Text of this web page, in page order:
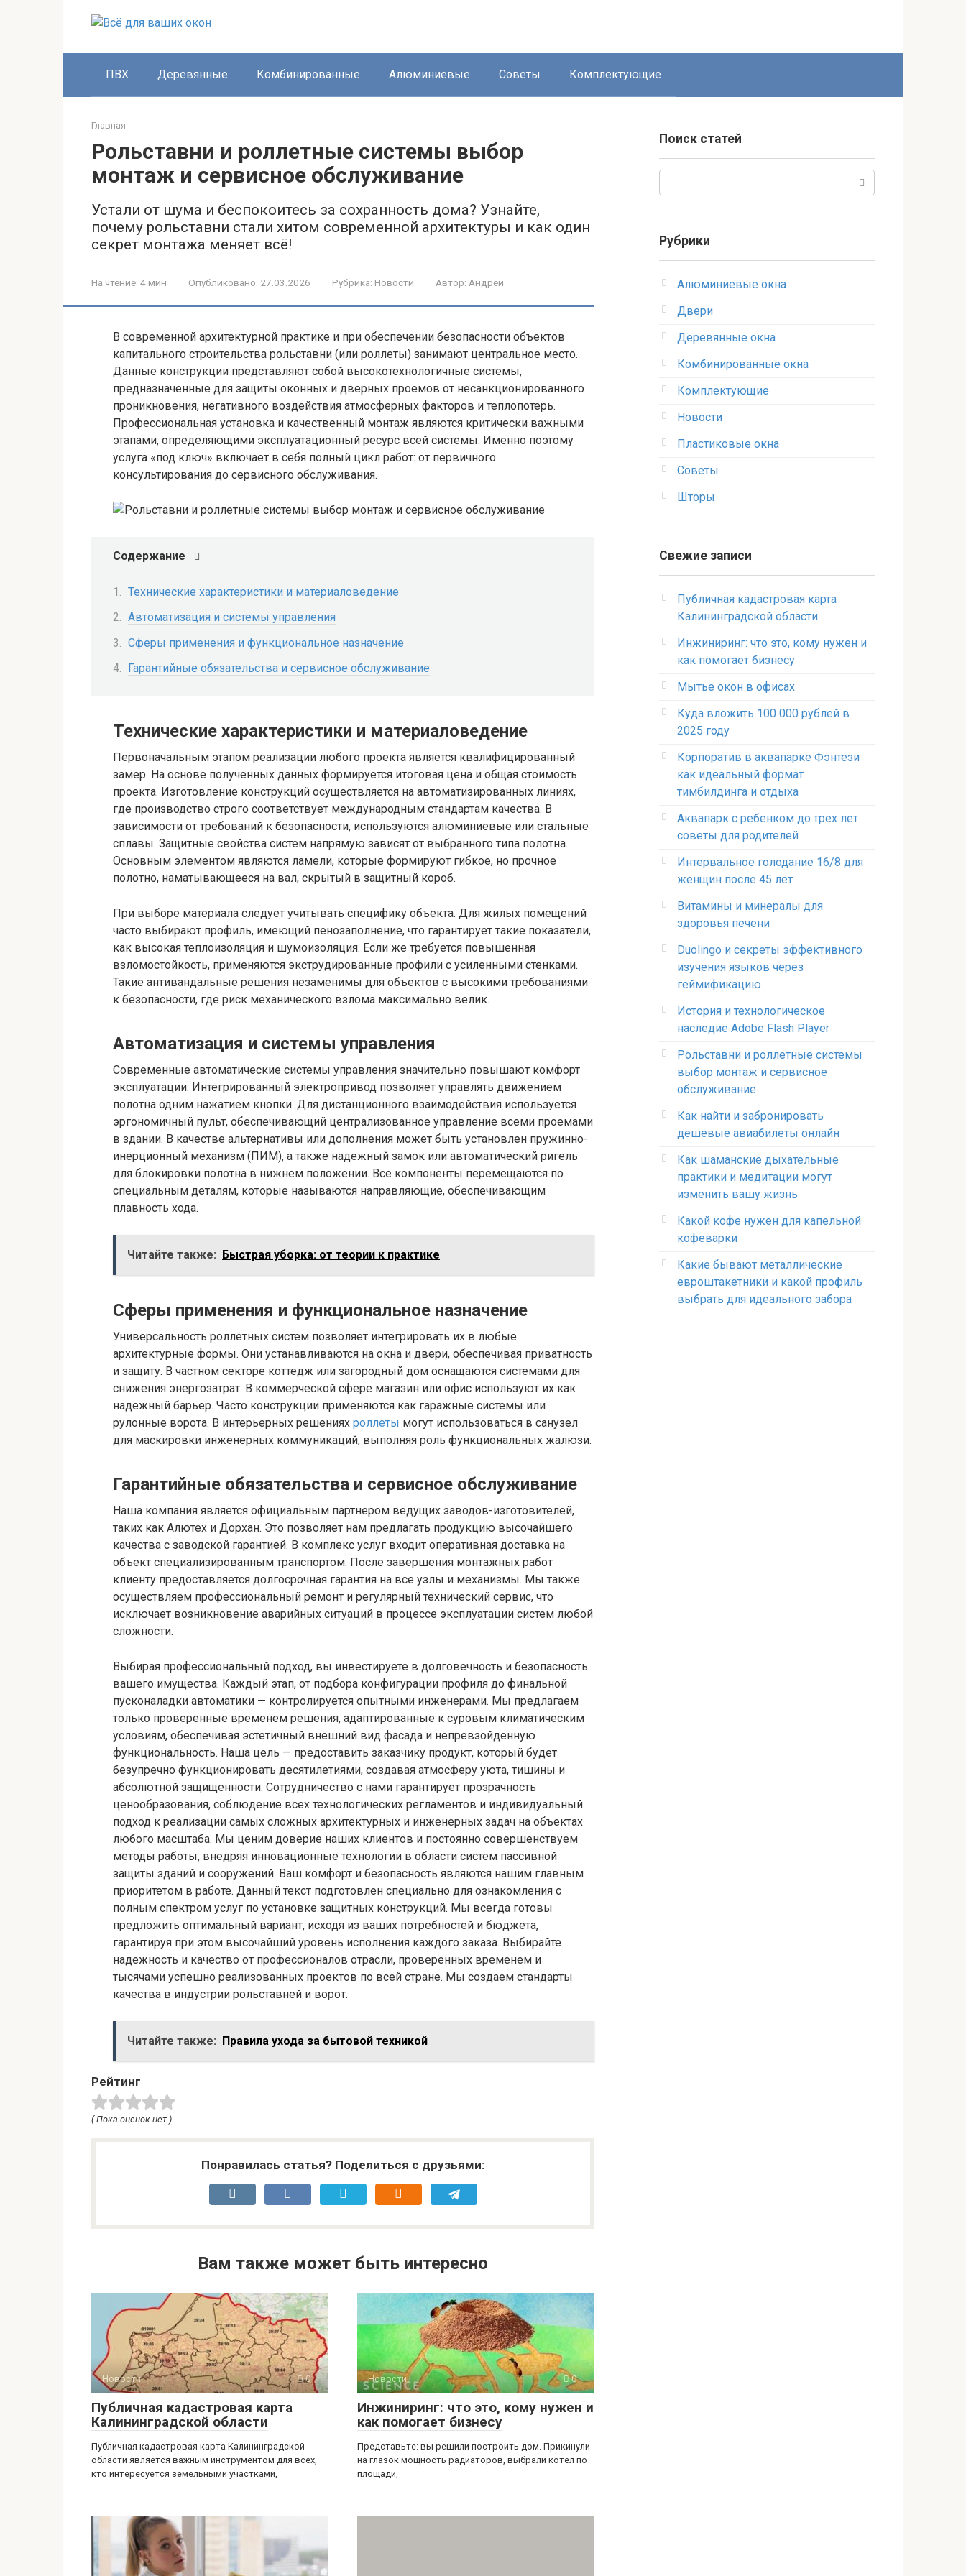
ПВХ Деревянные Комбинированные Алюминиевые Советы Комплектующие
Главная
Рольставни и роллетные системы выбор
монтаж и сервисное обслуживание
Устали от шума и беспокоитесь за сохранность дома? Узнайте,
почему рольставни стали хитом современной архитектуры и как один
секрет монтажа меняет всё!
На чтение: 4 мин Опубликовано: 27.03.2026 Рубрика: Новости Автор: Андрей
В современной архитектурной практике и при обеспечении безопасности объектов
капитального строительства рольставни (или роллеты) занимают центральное место.
Данные конструкции представляют собой высокотехнологичные системы,
предназначенные для защиты оконных и дверных проемов от несанкционированного
проникновения, негативного воздействия атмосферных факторов и теплопотерь.
Профессиональная установка и качественный монтаж являются критически важными
этапами, определяющими эксплуатационный ресурс всей системы. Именно поэтому
услуга «под ключ» включает в себя полный цикл работ: от первичного
консультирования до сервисного обслуживания.
Содержание
Технические характеристики и материаловедение
Автоматизация и системы управления
Сферы применения и функциональное назначение
Гарантийные обязательства и сервисное обслуживание
Технические характеристики и материаловедение
Первоначальным этапом реализации любого проекта является квалифицированный
замер. На основе полученных данных формируется итоговая цена и общая стоимость
проекта. Изготовление конструкций осуществляется на автоматизированных линиях,
где производство строго соответствует международным стандартам качества. В
зависимости от требований к безопасности, используются алюминиевые или стальные
сплавы. Защитные свойства систем напрямую зависят от выбранного типа полотна.
Основным элементом являются ламели, которые формируют гибкое, но прочное
полотно, наматывающееся на вал, скрытый в защитный короб.
При выборе материала следует учитывать специфику объекта. Для жилых помещений
часто выбирают профиль, имеющий пенозаполнение, что гарантирует такие показатели,
как высокая теплоизоляция и шумоизоляция. Если же требуется повышенная
взломостойкость, применяются экструдированные профили с усиленными стенками.
Такие антивандальные решения незаменимы для объектов с высокими требованиями
к безопасности, где риск механического взлома максимально велик.
Автоматизация и системы управления
Современные автоматические системы управления значительно повышают комфорт
эксплуатации. Интегрированный электропривод позволяет управлять движением
полотна одним нажатием кнопки. Для дистанционного взаимодействия используется
эргономичный пульт, обеспечивающий централизованное управление всеми проемами
в здании. В качестве альтернативы или дополнения может быть установлен пружинно-
инерционный механизм (ПИМ), а также надежный замок или автоматический ригель
для блокировки полотна в нижнем положении. Все компоненты перемещаются по
специальным деталям, которые называются направляющие, обеспечивающим
плавность хода.
Читайте также: Быстрая уборка: от теории к практике
Сферы применения и функциональное назначение
Универсальность роллетных систем позволяет интегрировать их в любые
архитектурные формы. Они устанавливаются на окна и двери, обеспечивая приватность
и защиту. В частном секторе коттедж или загородный дом оснащаются системами для
снижения энергозатрат. В коммерческой сфере магазин или офис используют их как
надежный барьер. Часто конструкции применяются как гаражные системы или
рулонные ворота. В интерьерных решениях роллеты могут использоваться в санузел
для маскировки инженерных коммуникаций, выполняя роль функциональных жалюзи.
Гарантийные обязательства и сервисное обслуживание
Наша компания является официальным партнером ведущих заводов-изготовителей,
таких как Алютех и Дорхан. Это позволяет нам предлагать продукцию высочайшего
качества с заводской гарантией. В комплекс услуг входит оперативная доставка на
объект специализированным транспортом. После завершения монтажных работ
клиенту предоставляется долгосрочная гарантия на все узлы и механизмы. Мы также
осуществляем профессиональный ремонт и регулярный технический сервис, что
исключает возникновение аварийных ситуаций в процессе эксплуатации систем любой
сложности.
Выбирая профессиональный подход, вы инвестируете в долговечность и безопасность
вашего имущества. Каждый этап, от подбора конфигурации профиля до финальной
пусконаладки автоматики — контролируется опытными инженерами. Мы предлагаем
только проверенные временем решения, адаптированные к суровым климатическим
условиям, обеспечивая эстетичный внешний вид фасада и непревзойденную
функциональность. Наша цель — предоставить заказчику продукт, который будет
безупречно функционировать десятилетиями, создавая атмосферу уюта, тишины и
абсолютной защищенности. Сотрудничество с нами гарантирует прозрачность
ценообразования, соблюдение всех технологических регламентов и индивидуальный
подход к реализации самых сложных архитектурных и инженерных задач на объектах
любого масштаба. Мы ценим доверие наших клиентов и постоянно совершенствуем
методы работы, внедряя инновационные технологии в области систем пассивной
защиты зданий и сооружений. Ваш комфорт и безопасность являются нашим главным
приоритетом в работе. Данный текст подготовлен специально для ознакомления с
полным спектром услуг по установке защитных конструкций. Мы всегда готовы
предложить оптимальный вариант, исходя из ваших потребностей и бюджета,
гарантируя при этом высочайший уровень исполнения каждого заказа. Выбирайте
надежность и качество от профессионалов отрасли, проверенных временем и
тысячами успешно реализованных проектов по всей стране. Мы создаем стандарты
качества в индустрии рольставней и ворот.
Читайте также: Правила ухода за бытовой техникой
Рейтинг
( Пока оценок нет )
Понравилась статья? Поделиться с друзьями:
Вам также может быть интересно
Новости 0
Публичная кадастровая карта
Калининградской области
Публичная кадастровая карта Калининградской
области является важным инструментом для всех,
кто интересуется земельными участками,
Новости 0
Инжиниринг: что это, кому нужен и
как помогает бизнесу
Представьте: вы решили построить дом. Прикинули
на глазок мощность радиаторов, выбрали котёл по
площади,
Поиск статей
Рубрики
Алюминиевые окна
Двери
Деревянные окна
Комбинированные окна
Комплектующие
Новости
Пластиковые окна
Советы
Шторы
Свежие записи
Публичная кадастровая карта
Калининградской области
Инжиниринг: что это, кому нужен и
как помогает бизнесу
Мытье окон в офисах
Куда вложить 100 000 рублей в
2025 году
Корпоратив в аквапарке Фэнтези
как идеальный формат
тимбилдинга и отдыха
Аквапарк с ребенком до трех лет
советы для родителей
Интервальное голодание 16/8 для
женщин после 45 лет
Витамины и минералы для
здоровья печени
Duolingo и секреты эффективного
изучения языков через
геймификацию
История и технологическое
наследие Adobe Flash Player
Рольставни и роллетные системы
выбор монтаж и сервисное
обслуживание
Как найти и забронировать
дешевые авиабилеты онлайн
Как шаманские дыхательные
практики и медитации могут
изменить вашу жизнь
Какой кофе нужен для капельной
кофеварки
Какие бывают металлические
евроштакетники и какой профиль
выбрать для идеального забора